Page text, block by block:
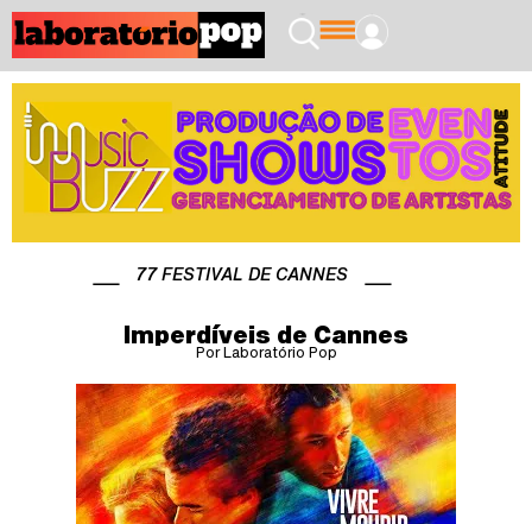
77 FESTIVAL DE CANNES
Imperdíveis de Cannes
Por Laboratório Pop